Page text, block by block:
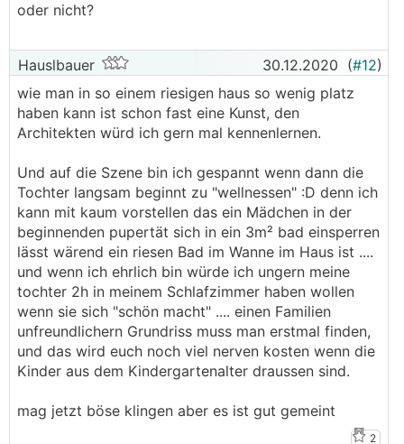
oder nicht?
Hauslbauer 30.12.2020 (#12)
wie man in so einem riesigen haus so wenig platz
haben kann ist schon fast eine Kunst, den
Architekten würd ich gern mal kennenlernen.
Und auf die Szene bin ich gespannt wenn dann die
Tochter langsam beginnt zu "wellnessen" :D denn ich
kann mit kaum vorstellen das ein Mädchen in der
beginnenden pupertät sich in ein 3m² bad einsperren
lässt wärend ein riesen Bad im Wanne im Haus ist ....
und wenn ich ehrlich bin würde ich ungern meine
tochter 2h in meinem Schlafzimmer haben wollen
wenn sie sich "schön macht" .... einen Familien
unfreundlichern Grundriss muss man erstmal finden,
und das wird euch noch viel nerven kosten wenn die
Kinder aus dem Kindergartenalter draussen sind.
mag jetzt böse klingen aber es ist gut gemeint
2